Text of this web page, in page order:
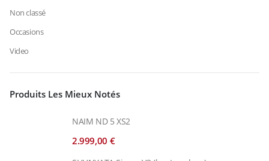
Non classé
Occasions
Video
Produits Les Mieux Notés
NAIM ND 5 XS2
2.999,00 €